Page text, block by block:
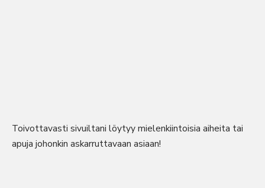
Toivottavasti sivuiltani löytyy mielenkiintoisia aiheita tai
apuja johonkin askarruttavaan asiaan!